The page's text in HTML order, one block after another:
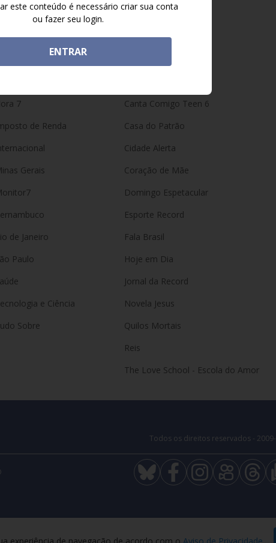
Direito do Consumidor
7
de Renda
Gerais
de Janeiro
Paulo
e Ciência
Sobre
Ben-Hur
Canta Comigo Teen 6
Casa do Patrão
Cidade Alerta
Coração de Mãe
Domingo Espetacular
Esporte Record
Fala Brasil
Hoje em Dia
Jornal da Record
Novela Jesus
Quilos Mortais
Reis
The Love School - Escola do Amor
Todos os direitos reservados - 2009-
este conteúdo é necessário criar sua conta
ou fazer seu login.
ENTRAR
experiência de navegação de acordo com o Aviso de Privacidade